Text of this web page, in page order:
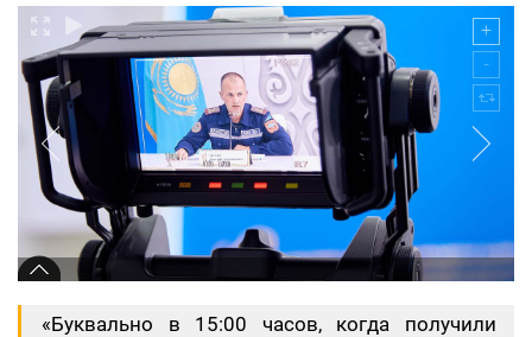
«Буквально в 15:00 часов, когда получили